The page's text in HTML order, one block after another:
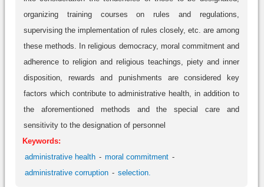
organizing training courses on rules and regulations,
supervising the implementation of rules closely, etc. are among
these methods. In religious democracy, moral commitment and
adherence to religion and religious teachings, piety and inner
disposition, rewards and punishments are considered key
factors which contribute to administrative health, in addition to
the aforementioned methods and the special care and
sensitivity to the designation of personnel
Keywords:
administrative health
moral commitment
administrative corruption
selection.